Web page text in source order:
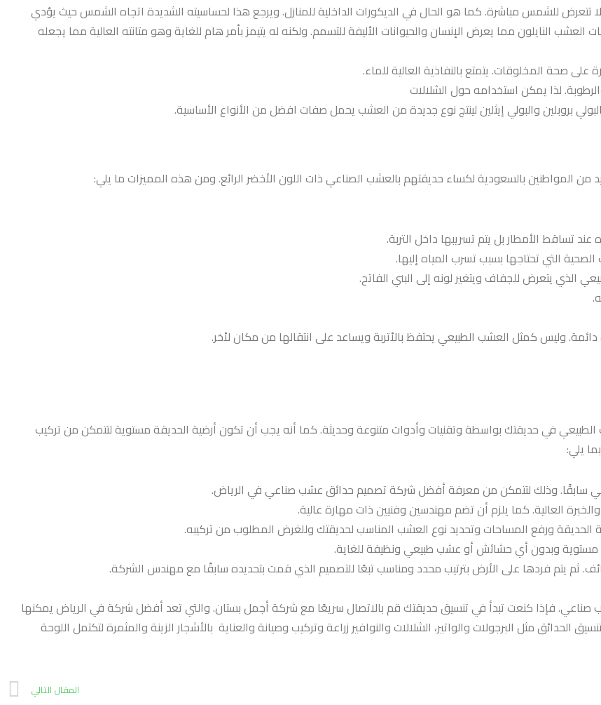
تتعرض للشمس مباشرة. كما هو الحال في الديكورات الداخلية للمنازل. ويرجع هذا لحساسيته الشديدة اتجاه الشمس حيث يؤدي
النايلون مما يعرض الإنسان والحيوانات الأليفة للتسمم. ولكنه له يتيمز بأمر هام للغاية وهو متانته العالية مما يجعله
صحة المخلوقات. يتمتع بالنفاذية العالية للماء.
لذا يمكن استخدامه حول الشلالات
بروبلين والبولي إيثلين لينتج نوع جديدة من العشب يحمل صفات افضل من الأنواع الأساسية.
المواطنين بالسعودية لكساء حديقتهم بالعشب الصناعي ذات اللون الأخضر الرائع. ومن هذه المميزات ما يلي:
تساقط الأمطار بل يتم تسريبها داخل التربة.
التي تحتاجها بسبب تسرب المياه إليها.
الذي يتعرض للجفاف ويتغير لونه إلى البني الفاتح.
وليس كمثل العشب الطبيعي يحتفظ بالأتربة ويساعد على انتقالها من مكان لأخر.
الطبيعي في حديقتك بواسطة وتقنيات وأدوات متنوعة وحديثة. كما أنه يجب أن تكون أرضية الحديقة مستوية لتتمكن من تركيب
يلي:
سابقًا. وذلك لتتمكن من معرفة أفضل شركة تصميم حدائق عشب صناعي في الرياض.
العالية. كما يلزم أن تضم مهندسين وفنيين ذات مهارة عالية.
ورفع المساحات وتحديد نوع العشب المناسب لحديقتك وللغرض المطلوب من تركيبه.
مستوية وبدون أي حشائش أو عشب طبيعي ونظيفة للغاية.
ثم يتم فردها على الأرض بترتيب محدد ومناسب تبعًا للتصميم الذي قمت بتحديده سابقًا مع مهندس الشركة.
فإذا كنعت تبدأ في تنسيق حديقتك قم بالاتصال سريعًا مع شركة أجمل بستان. والتي تعد أفضل شركة في الرياض يمكنها
مثل البرجولات والواتير، الشلالات والنوافير زراعة وتركيب وصيانة والعناية بالأشجار الزينة والمثمرة لتكتمل اللوحة
المقال التالي